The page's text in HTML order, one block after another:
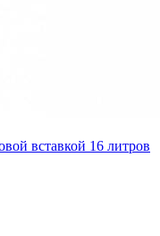
вставкой 16 литров